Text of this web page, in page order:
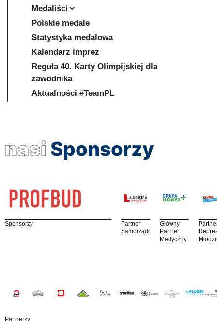
Medaliści
Polskie medale
Statystyka medalowa
Kalendarz imprez
Reguła 40. Karty Olimpijskiej dla
zawodnika
Aktualności #TeamPL
nasi Sponsorzy
Sponsorzy
Partner
Samorządowy
Główny
Partner
Medyczny
Partnerzy